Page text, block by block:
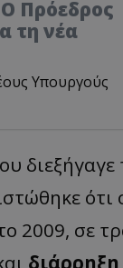
Πρόεδρος
τη νέα
Υπουργούς
ότι
2009, σε